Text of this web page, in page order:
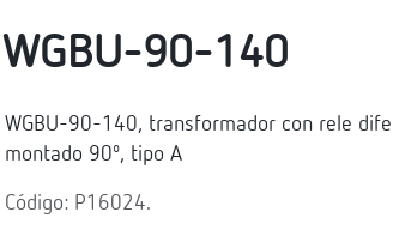
WGBU-90-140
WGBU-90-140, transformador con rele
montado 90º, tipo A
Código: P16024.